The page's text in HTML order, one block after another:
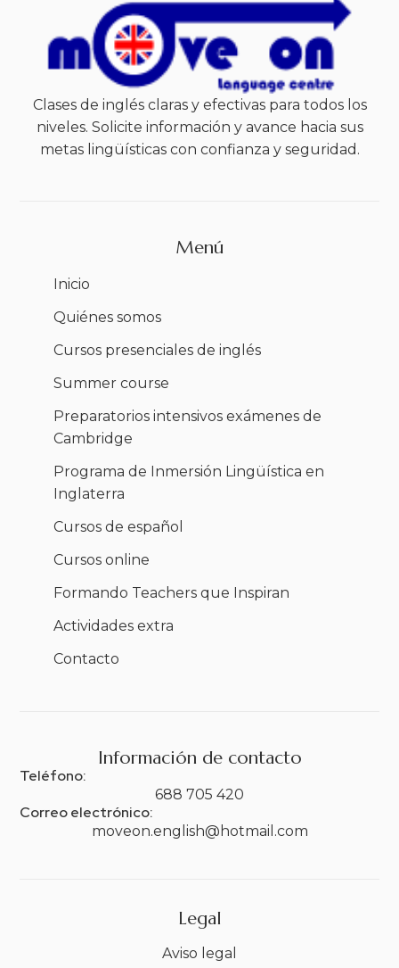
Clases de inglés claras y efectivas para todos los
niveles. Solicite información y avance hacia sus
metas lingüísticas con confianza y seguridad.
Menú
Inicio
Quiénes somos
Cursos presenciales de inglés
Summer course
Preparatorios intensivos exámenes de
Cambridge
Programa de Inmersión Lingüística en
Inglaterra
Cursos de español
Cursos online
Formando Teachers que Inspiran
Actividades extra
Contacto
Información de contacto
Teléfono:
688 705 420
Correo electrónico:
moveon.english@hotmail.com
Legal
Aviso legal